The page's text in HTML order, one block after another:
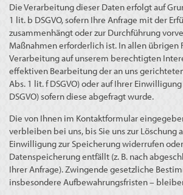
Die Verarbeitung dieser Daten erfolgt auf
1 lit. b DSGVO, sofern Ihre Anfrage mit der
zusammenhängt oder zur Durchführung
Maßnahmen erforderlich ist. In allen übrigen
Verarbeitung auf unserem berechtigten
effektiven Bearbeitung der an uns
Abs. 1 lit. f DSGVO) oder auf Ihrer
DSGVO) sofern diese abgefragt wurde.
Die von Ihnen im Kontaktformular
verbleiben bei uns, bis Sie uns zur Löschung
Einwilligung zur Speicherung widerrufen
Datenspeicherung entfällt (z. B. nach
Ihrer Anfrage). Zwingende gesetzliche
insbesondere Aufbewahrungsfristen –